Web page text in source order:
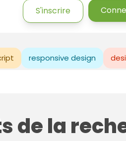
S'inscrire
responsive design
de la